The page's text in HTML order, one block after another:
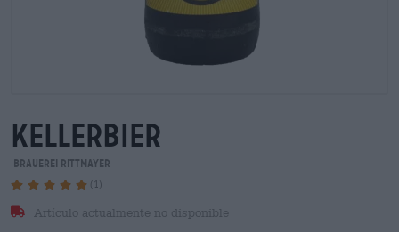
kellerbier
Brauerei Rittmayer
(1)
Artículo actualmente no disponible